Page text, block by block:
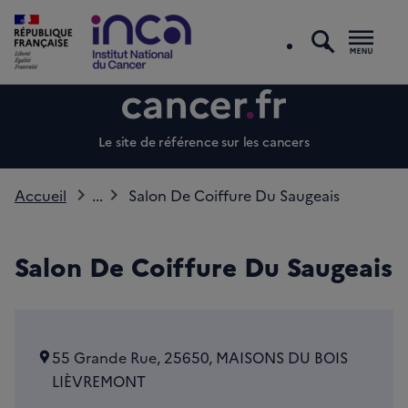
Le site de référence sur les cancers
Accueil ... Salon De Coiffure Du Saugeais
Salon De Coiffure Du Saugeais
55 Grande Rue, 25650, MAISONS DU BOIS
LIÈVREMONT